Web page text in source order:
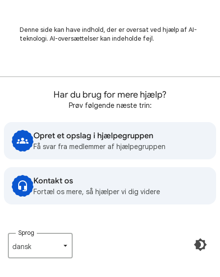
Denne side kan have indhold, der er oversat ved hjælp af AI-
teknologi. AI-oversættelser kan indeholde fejl.
Har du brug for mere hjælp?
Prøv følgende næste trin:
Opret et opslag i hjælpegruppen
Få svar fra medlemmer af hjælpegruppen
Kontakt os
Fortæl os mere, så hjælper vi dig videre
Sprog
dansk‎